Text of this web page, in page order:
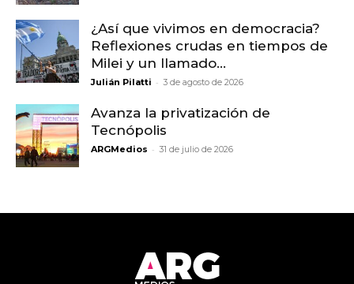
¿Así que vivimos en democracia?
Reflexiones crudas en tiempos de
Milei y un llamado...
Julián Pilatti - 3 de agosto de 2026
Avanza la privatización de
Tecnópolis
ARGMedios - 31 de julio de 2026